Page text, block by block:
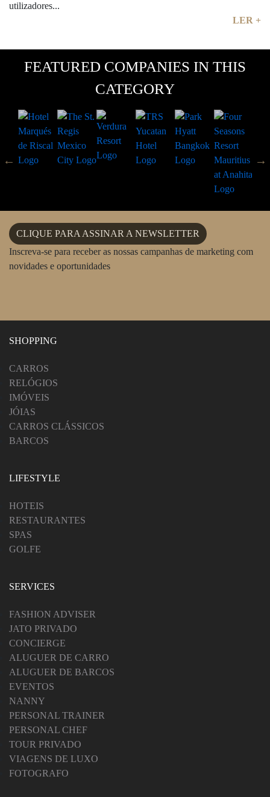
utilizadores...
LER +
FEATURED COMPANIES IN THIS
CATEGORY
CLIQUE PARA ASSINAR A NEWSLETTER
Inscreva-se para receber as nossas campanhas de marketing com
novidades e oportunidades
SHOPPING
CARROS
RELÓGIOS
IMÓVEIS
JÓIAS
CARROS CLÁSSICOS
BARCOS
LIFESTYLE
HOTEIS
RESTAURANTES
SPAS
GOLFE
SERVICES
FASHION ADVISER
JATO PRIVADO
CONCIERGE
ALUGUER DE CARRO
ALUGUER DE BARCOS
EVENTOS
NANNY
PERSONAL TRAINER
PERSONAL CHEF
TOUR PRIVADO
VIAGENS DE LUXO
FOTOGRAFO